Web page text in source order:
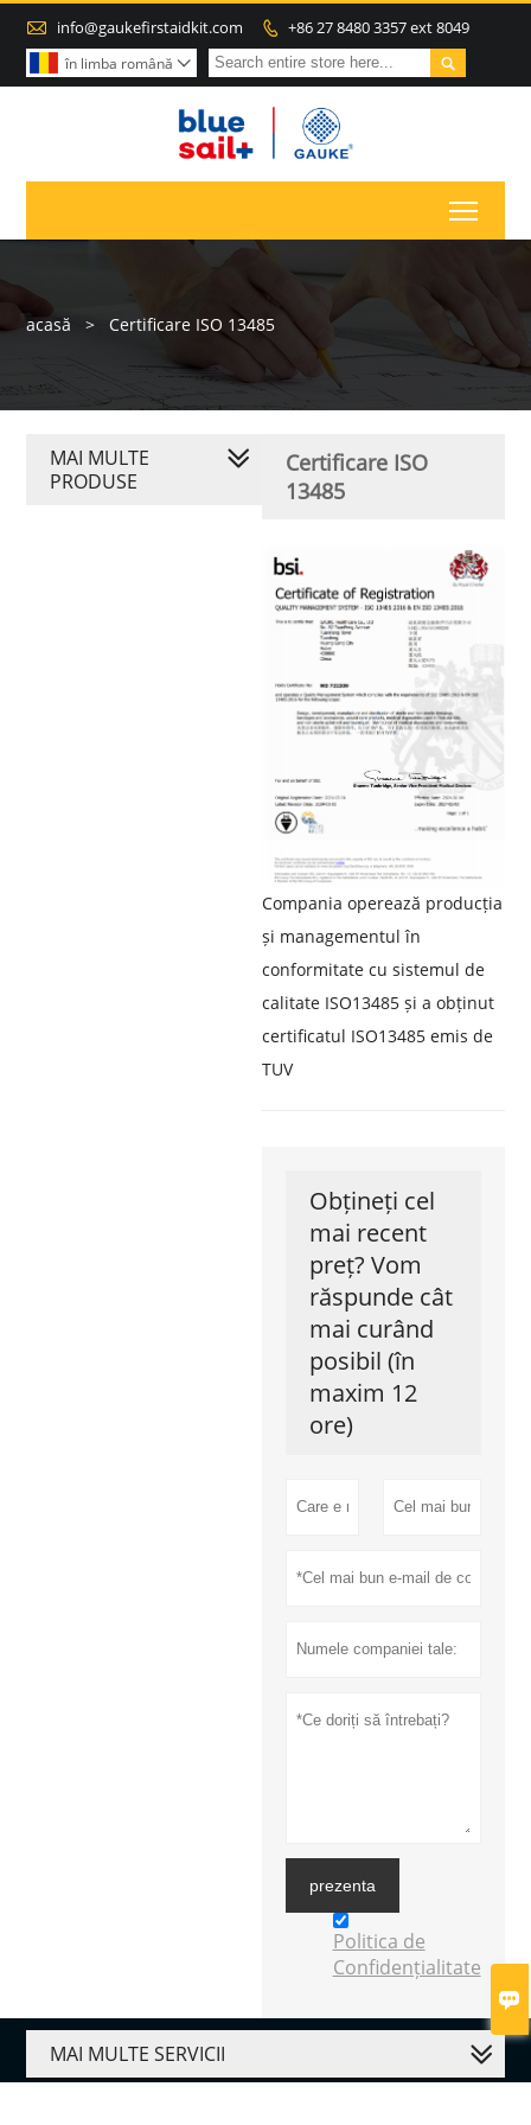

 info@gaukefirstaidkit.com  +86 27 8480 3357 ext 8049

în limba română 
acasă > Certificare ISO 13485
Certificare ISO
13485
Compania operează producția
și managementul în
conformitate cu sistemul de
calitate ISO13485 și a obținut
certificatul ISO13485 emis de
TUV
Obțineți cel
mai recent
preț? Vom
răspunde cât
mai curând
posibil (în
maxim 12
ore)
prezenta
Politica de
Confidențialitate
MAI MULTE
PRODUSE
MAI MULTE SERVICII